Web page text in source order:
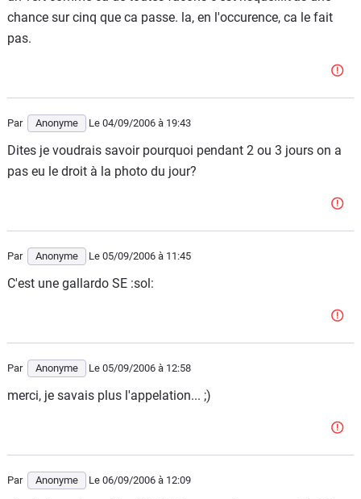
chance sur cinq que ca passe. la, en l'occurence, ca le fait
pas.
Par Anonyme Le 04/09/2006 à 19:43
Dites je voudrais savoir pourquoi pendant 2 ou 3 jours on a
pas eu le droit à la photo du jour?
Par Anonyme Le 05/09/2006 à 11:45
C'est une gallardo SE :sol:
Par Anonyme Le 05/09/2006 à 12:58
merci, je savais plus l'appelation... ;)
Par Anonyme Le 06/09/2006 à 12:09